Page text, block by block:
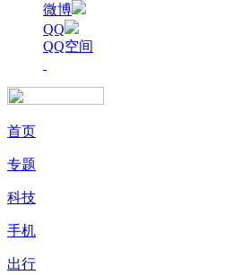
微博
QQ
QQ空间
首页
专题
科技
手机
出行